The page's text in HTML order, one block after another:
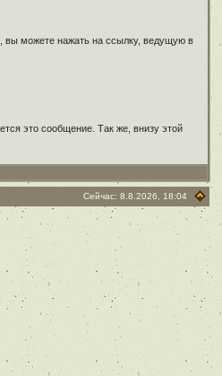
вы можете нажать на ссылку, ведущую в
это сообщение. Так же, внизу этой
Сейчас: 8.8.2026, 18:04